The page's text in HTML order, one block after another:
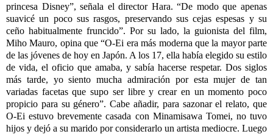
princesa Disney”, señala el director Hara. “De modo que apenas
suavicé un poco sus rasgos, preservando sus cejas espesas y su
ceño habitualmente fruncido”. Por su lado, la guionista del film,
Miho Mauro, opina que “O-Ei era más moderna que la mayor parte
de las jóvenes de hoy en Japón. A los 17, ella había elegido su estilo
de vida, el oficio que amaba, y sabía hacerse respetar. Dos siglos
más tarde, yo siento mucha admiración por esta mujer de tan
variadas facetas que supo ser libre y crear en un momento poco
propicio para su género”. Cabe añadir, para sazonar el relato, que
O-Ei estuvo brevemente casada con Minamisawa Tomei, no tuvo
hijos y dejó a su marido por considerarlo un artista mediocre. Luego